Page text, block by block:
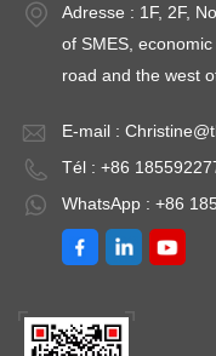
Adresse : 1F, 2F,
of SMES,
road and the west
E-mail :
Tél : +86
WhatsApp : +86